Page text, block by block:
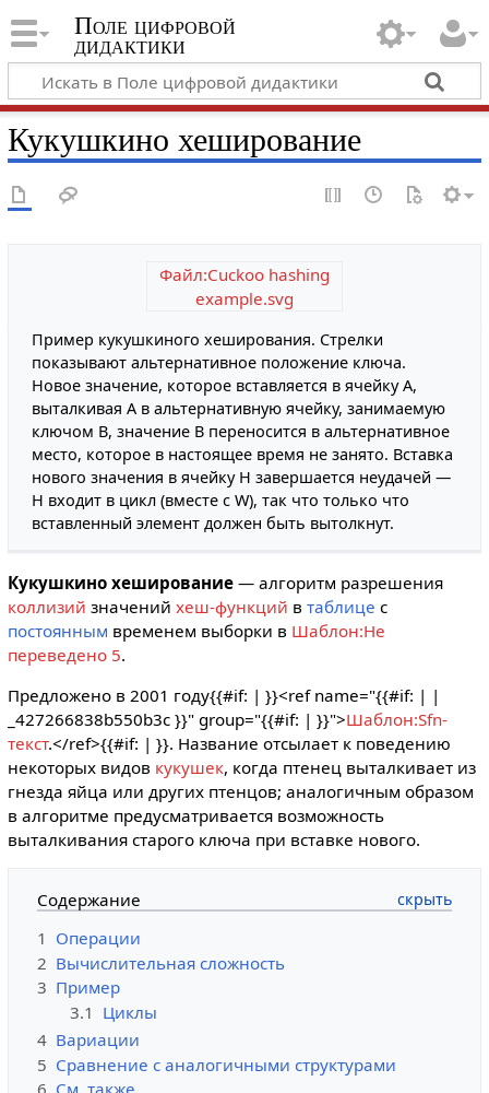
Поле цифровой
дидактики
Кукушкино хеширование
Файл:Cuckoo hashing
example.svg
Пример кукушкиного хеширования. Стрелки
показывают альтернативное положение ключа.
Новое значение, которое вставляется в ячейку A,
выталкивая A в альтернативную ячейку, занимаемую
ключом B, значение B переносится в альтернативное
место, которое в настоящее время не занято. Вставка
нового значения в ячейку H завершается неудачей —
H входит в цикл (вместе с W), так что только что
вставленный элемент должен быть вытолкнут.
Кукушкино хеширование— алгоритм разрешения
коллизий значений хеш-функций в таблице с
постоянным временем выборки в Шаблон:Не
переведено 5.
Предложено в 2001 году{{#if: | }}<ref name="{{#if: | |
_427266838b550b3c }}" group="{{#if: | }}">Шаблон:Sfn-
текст.</ref>{{#if: | }}. Название отсылает к поведению
некоторых видов кукушек, когда птенец выталкивает из
гнезда яйца или других птенцов; аналогичным образом
в алгоритме предусматривается возможность
выталкивания старого ключа при вставке нового.
Содержание
1 Операции
2 Вычислительная сложность
3 Пример
3.1 Циклы
4 Вариации
5 Сравнение с аналогичными структурами